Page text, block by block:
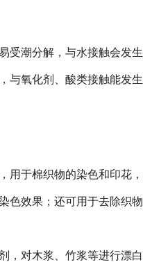
受潮分解，与水接触会发生
与氧化剂、酸类接触能发生
用于棉织物的染色和印花，
色效果；还可用于去除织物
，对木浆、竹浆等进行漂白